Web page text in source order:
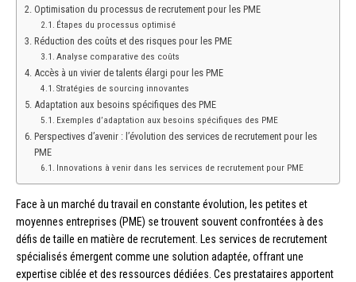
Optimisation du processus de recrutement pour les PME
Étapes du processus optimisé
Réduction des coûts et des risques pour les PME
Analyse comparative des coûts
Accès à un vivier de talents élargi pour les PME
Stratégies de sourcing innovantes
Adaptation aux besoins spécifiques des PME
Exemples d’adaptation aux besoins spécifiques des PME
Perspectives d’avenir : l’évolution des services de recrutement pour les
PME
Innovations à venir dans les services de recrutement pour PME
Face à un marché du travail en constante évolution, les petites et
moyennes entreprises (PME) se trouvent souvent confrontées à des
défis de taille en matière de recrutement. Les services de recrutement
spécialisés émergent comme une solution adaptée, offrant une
expertise ciblée et des ressources dédiées. Ces prestataires apportent